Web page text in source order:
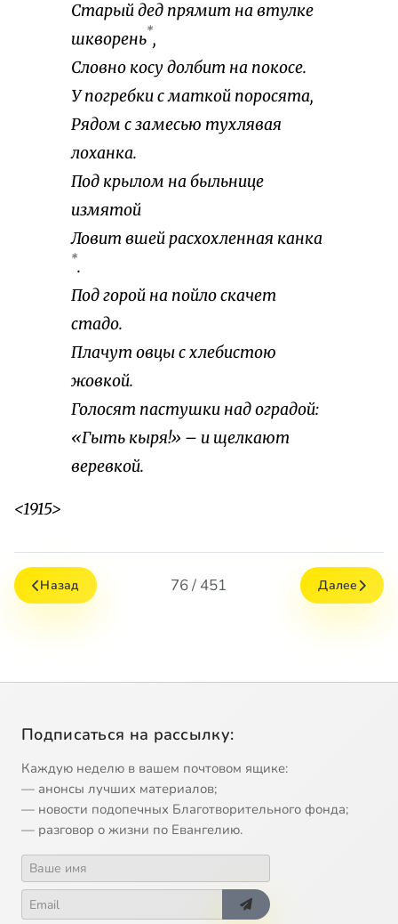
Старый дед прямит на втулке
шкворень*,
Словно косу долбит на покосе.
У погребки с маткой поросята,
Рядом с замесью тухлявая
лоханка.
Под крылом на быльнице
измятой
Ловит вшей расхохленная канка
*.
Под горой на пойло скачет
стадо.
Плачут овцы с хлебистою
жовкой.
Голосят пастушки над оградой:
«Гыть кыря!» – и щелкают
веревкой.
<1915>
Назад 76 / 451 Далее
Подписаться на рассылку:
Каждую неделю в вашем почтовом ящике:
— анонсы лучших материалов;
— новости подопечных Благотворительного фонда;
— разговор о жизни по Евангелию.